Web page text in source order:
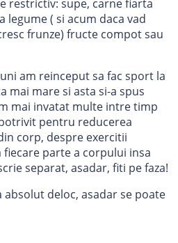
restrictiv: supe, carne fiarta
legume ( si acum daca vad
frunze) fructe compot sau
am reinceput sa fac sport la
mai mare si asta si-a spus
mai invatat multe intre timp
pentru reducerea
corp, despre exercitii
parte a corpului insa
separat, asadar, fiti pe faza!
absolut deloc, asadar se poate